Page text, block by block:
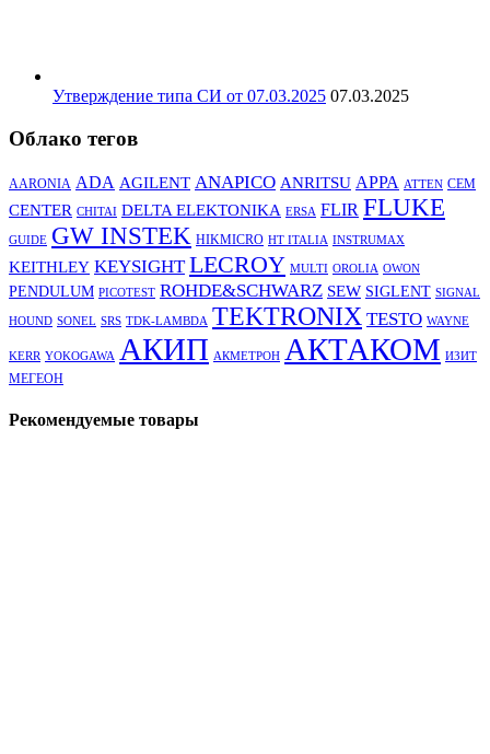
Утверждение типа СИ от 07.03.2025 07.03.2025
Облако тегов
AARONIA ADA AGILENT ANAPICO ANRITSU APPA ATTEN CEM
CENTER CHITAI DELTA ELEKTONIKA ERSA FLIR FLUKE
GUIDE GW INSTEK HIKMICRO HT ITALIA INSTRUMAX
KEITHLEY KEYSIGHT LECROY MULTI OROLIA OWON
PENDULUM PICOTEST ROHDE&SCHWARZ SEW SIGLENT SIGNAL
HOUND SONEL SRS TDK-LAMBDA TEKTRONIX TESTO WAYNE
KERR YOKOGAWA АКИП АКМЕТРОН АКТАКОМ ИЗИТ
МЕГЕОН
Рекомендуемые товары